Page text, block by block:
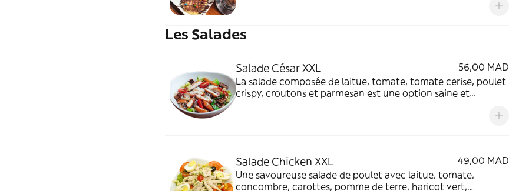
réconfortante et une bouteille d'eau. Un départ parfait pour
Les Salades
Salade César XXL
56,00 MAD
La salade composée de laitue, tomate, tomate cerise, poulet
crispy, croutons et parmesan est une option saine et
Salade Chicken XXL
49,00 MAD
Une savoureuse salade de poulet avec laitue, tomate,
concombre, carottes, pomme de terre, haricot vert,